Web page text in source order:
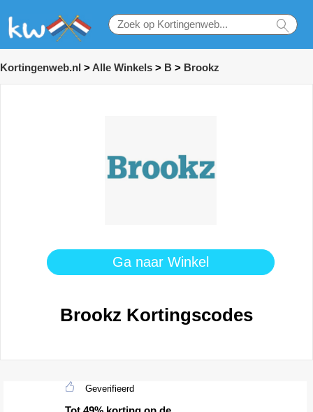
Kortingenweb.nl > Alle Winkels > B > Brookz
Ga naar Winkel
Brookz Kortingscodes
Geverifieerd